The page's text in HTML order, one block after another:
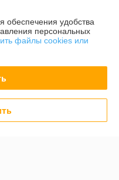
первый
удобства
персональных
файлы cookies или